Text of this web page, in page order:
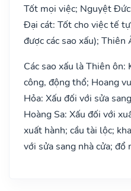
Tốt mọi việc; Nguyệt
Đại cát: Tốt cho việc tế
được các sao xấu); Thiên
Các sao xấu là Thiên ôn:
công, động thổ; Hoang
Hỏa: Xấu đối với sửa
Hoàng Sa: Xấu đối với
xuất hành; cầu tài lộc;
với sửa sang nhà cửa; đổ